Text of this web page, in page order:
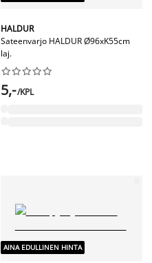
HALDUR
Sateenvarjo HALDUR Ø96xK55cm
laj.






5,-/KPL
AINA EDULLINEN HINTA